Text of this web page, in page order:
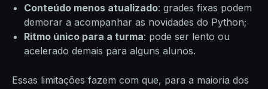
Conteúdo menos atualizado: grades fixas podem
demorar a acompanhar as novidades do Python;
Ritmo único para a turma: pode ser lento ou
acelerado demais para alguns alunos.
Essas limitações fazem com que, para a maioria dos